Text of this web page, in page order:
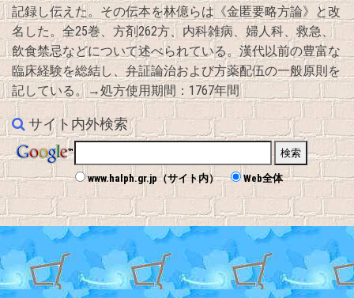
記録し伝えた。その伝本を林億らは《金匿要略方論》と改
名した。全25巻、方剤262方、内科雑病、婦人科、救急、
飲食禁忌などについて述べられている。漢代以前の豊富な
臨床経験を総結し、弁証論治および方薬配伍の一般原則を
記している。→処方使用期間：1767年間
サイト内外検索
www.halph.gr.jp（サイト内） Web全体